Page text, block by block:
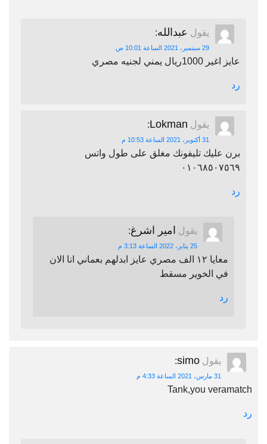
يقول عبدالله:
29 سبتمبر، 2021 الساعة 10:01 ص
عايز اغير 1000ريال يمني لجنيه مصري
رد
يقول Lokman
:
31 أكتوبر، 2021 الساعة 10:53 م
برن عليك تليفونك مغلق على طول واتس
٠١٠٦٨٥٠٧٥٦٩
رد
يقول امير اشرغ:
25 يناير، 2022 الساعة 3:13 م
معايا ١٢ الف مصري عايز ابدلهم بعماني انا الان
في الخوير مسقط
رد
يقول simo
:
31 مارس، 2021 الساعة 4:33 م
Tank,you veramatch
رد